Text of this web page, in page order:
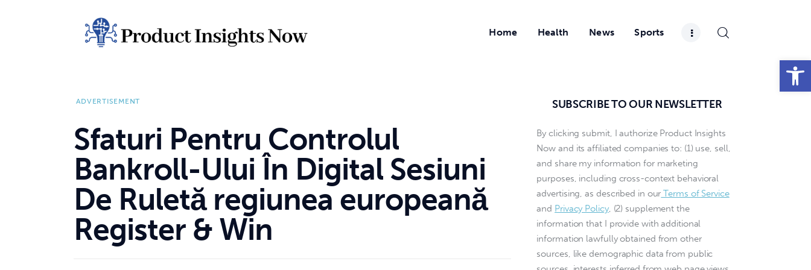
Open toolbar
Home Health News Sports
ADVERTISEMENT
Sfaturi Pentru Controlul
Bankroll-Ului În Digital Sesiuni
De Ruletă regiunea europeană
Register & Win
SUBSCRIBE TO OUR NEWSLETTER
By clicking submit, I authorize Product Insights
Now and its affiliated companies to: (1) use, sell,
and share my information for marketing
purposes, including cross-context behavioral
advertising, as described in our Terms of Service
and Privacy Policy, (2) supplement the
information that I provide with additional
information lawfully obtained from other
sources, like demographic data from public